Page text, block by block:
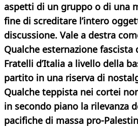
aspetti di un gruppo o di una
fine di screditare l’intero
discussione. Vale a destra
Qualche esternazione fascista
Fratelli d’Italia a livello della
partito in una riserva di
Qualche teppista nei cortei
in secondo piano la rilevanza
pacifiche di massa pro-